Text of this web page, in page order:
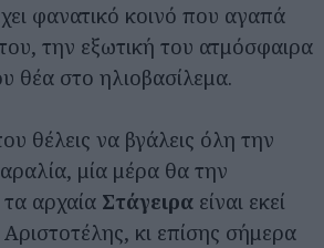
φανατικό κοινό που αγαπά
την εξωτική του ατμόσφαιρα
θέα στο ηλιοβασίλεμα.
θέλεις να βγάλεις όλη την
μία μέρα θα την
τα αρχαία Στάγειρα είναι εκεί
κι επίσης σήμερα